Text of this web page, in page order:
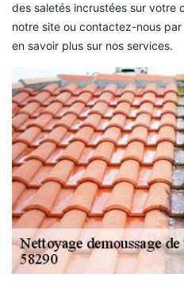
des saletés incrustées sur votre
notre site ou contactez-nous
en savoir plus sur nos services.